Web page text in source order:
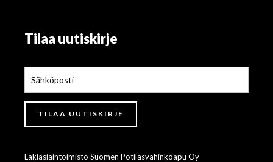
Tilaa uutiskirje
Lakiasiaintoimisto Suomen Potilasvahinkoapu Oy